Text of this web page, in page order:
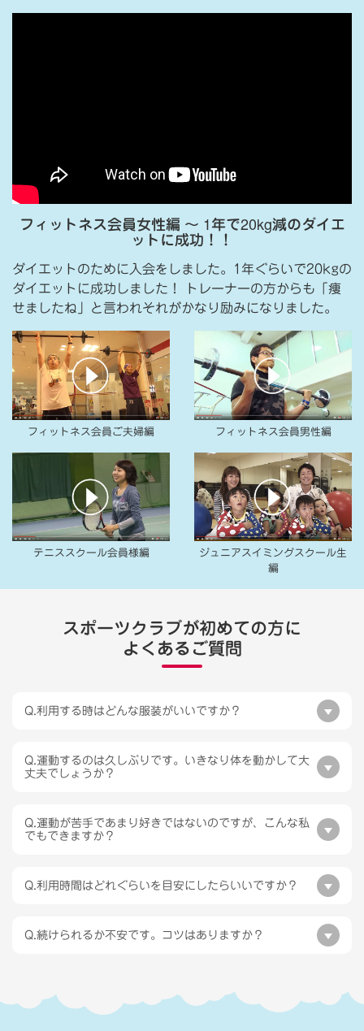
フィットネス会員女性編 〜 1年で20kg減のダイエ
ットに成功！！
ダイエットのために入会をしました。1年ぐらいで20kgの
ダイエットに成功しました！ トレーナーの方からも「痩
せましたね」と言われそれがかなり励みになりました。
フィットネス会員ご夫婦編 フィットネス会員男性編
テニススクール会員様編
ジュニアスイミングスクール生
編
スポーツクラブが初めての方に
よくあるご質問
Q.利用する時はどんな服装がいいですか？
Q.運動するのは久しぶりです。いきなり体を動かして大
丈夫でしょうか？
Q.運動が苦手であまり好きではないのですが、こんな私
でもできますか？
Q.利用時間はどれぐらいを目安にしたらいいですか？
Q.続けられるか不安です。コツはありますか？